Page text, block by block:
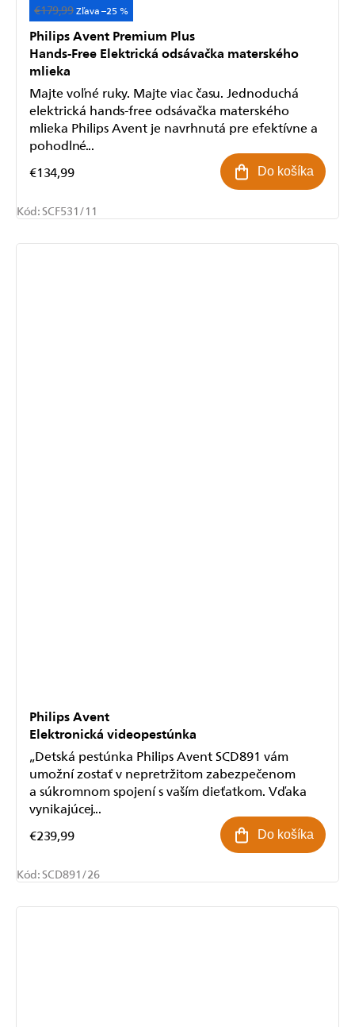
Akcia
€179,99 –25 %
Philips Avent Premium Plus
Hands-Free Elektrická odsávačka materského
mlieka
€134,99 Do košíka
Majte voľné ruky. Majte viac času. Jednoduchá
elektrická hands-free odsávačka materského
mlieka Philips Avent je navrhnutá pre efektívne a
pohodlné...
Kód:SCF531/11
Philips Avent
Elektronická videopestúnka
€239,99 Do košíka
„Detská pestúnka Philips Avent SCD891 vám
umožní zostať v nepretržitom zabezpečenom
a súkromnom spojení s vaším dieťatkom. Vďaka
vynikajúcej...
Kód:SCD891/26